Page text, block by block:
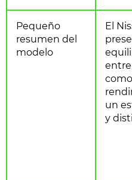
Pequeño
resumen del
modelo
El
un
y